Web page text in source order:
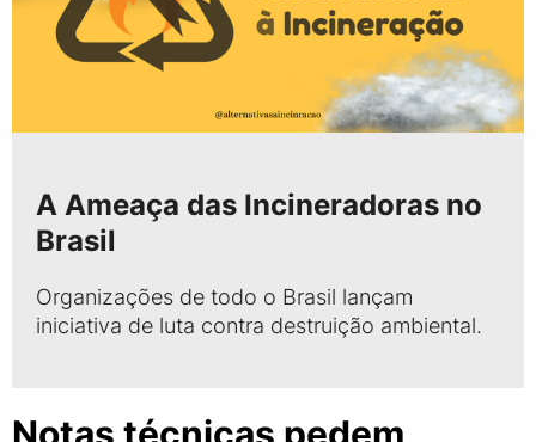
A Ameaça das Incineradoras no
Brasil
Organizações de todo o Brasil lançam
iniciativa de luta contra destruição ambiental.